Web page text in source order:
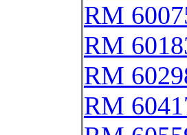
RM
RM
RM
RM